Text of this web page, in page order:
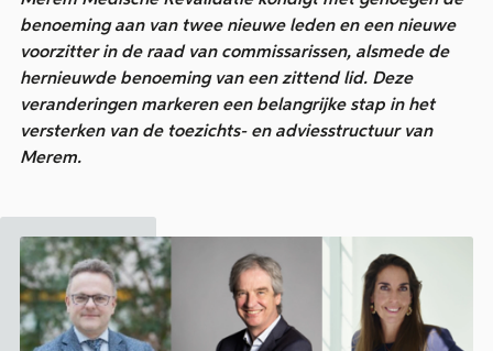
benoeming aan van twee nieuwe leden en een nieuwe
voorzitter in de raad van commissarissen, alsmede de
hernieuwde benoeming van een zittend lid. Deze
veranderingen markeren een belangrijke stap in het
versterken van de toezichts- en adviesstructuur van
Merem.